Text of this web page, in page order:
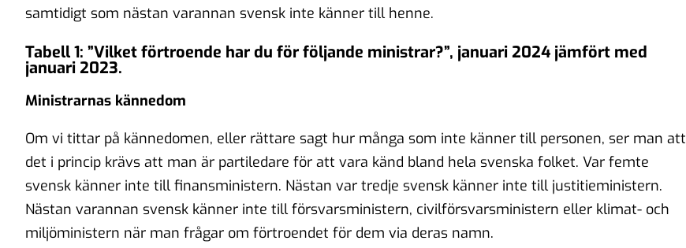
samtidigt som nästan varannan svensk inte känner till henne.
Tabell 1: ”Vilket förtroende har du för följande ministrar?”, januari 2024 jämfört med
januari 2023.
Ministrarnas kännedom
Om vi tittar på kännedomen, eller rättare sagt hur många som inte känner till personen, ser man att
det i princip krävs att man är partiledare för att vara känd bland hela svenska folket. Var femte
svensk känner inte till finansministern. Nästan var tredje svensk känner inte till justitieministern.
Nästan varannan svensk känner inte till försvarsministern, civilförsvarsministern eller klimat- och
miljöministern när man frågar om förtroendet för dem via deras namn.